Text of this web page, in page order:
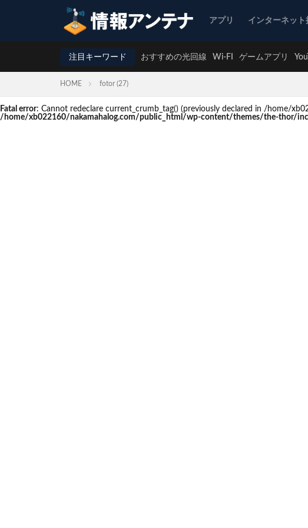
アプリ インターネット
注目キーワード おすすめの光回線 Wi-FI ゲームアプリ
HOME fotor (27)
Fatal error: Cannot redeclare current_crumb_tag() (previously declared in /home/
/home/xb022160/nakamahalog.com/public_html/wp-content/themes/the-thor/